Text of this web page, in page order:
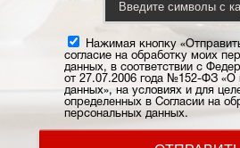
Нажимая кнопку
согласие на обработку моих
данных, в соответствии с
от 27.07.2006 года №152-ФЗ «О
данных», на условиях и для
определенных в Согласии на
персональных данных.